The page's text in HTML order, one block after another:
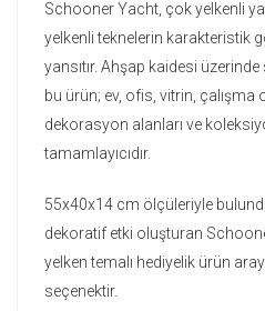
Schooner Yacht, çok yelkenli
yelkenli teknelerin karakteristik
yansıtır. Ahşap kaidesi
bu ürün; ev, ofis, vitrin, çalışma
dekorasyon alanları ve
tamamlayıcıdır.
55x40x14 cm ölçüleriyle
dekoratif etki oluşturan
yelken temalı hediyelik ürün
seçenektir.